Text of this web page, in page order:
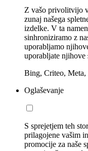
Z vašo privolitvijo
zunaj našega
izdelke. V ta
sinhroniziramo z
uporabljamo
uporabljate njihove
Bing, Criteo,
Oglaševanje
S sprejetjem teh
prilagojene vašim
promocije za naše